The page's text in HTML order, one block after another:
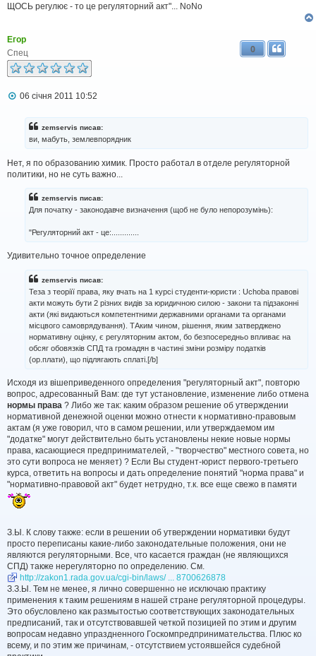
ЩОСЬ регулює - то це регуляторний акт"... NoNo
Егор
Спец
0
П
л
е
06 січня 2011 10:52
zemservis писав:
ви, мабуть, землевпорядник
Нет, я по образованию химик. Просто работал в отделе регуляторной
политики, но не суть важно...
zemservis писав:
Для початку - законодавче визначення (щоб не було непорозумінь):
"Регуляторний акт - це:.............
Удивительно точное определение
zemservis писав:
Теза з теоріїї права, яку вчать на 1 курсі студенти-юристи : Uchoba правові
акти можуть бути 2 різних видів за юридичною силою - закони та підзаконні
акти (які видаються компетентними державними органами та органами
місцвого самоврядування). ТАким чином, рішення, яким затверджено
нормативну оцінку, є регуляторним актом, бо безпосередньо впливає на
обсяг обовязків СПД та громадян в частині зміни розміру податків
(ор.плати), що підлягають сплаті.[/b]
Исходя из вішеприведенного определения "регуляторный акт", повторю
вопрос, адресованный Вам: где тут установление, изменение либо отмена
нормы права ? Либо же так: каким образом решение об утверждении
нормативной денежной оценки можно отнести к нормативно-правовым
актам (я уже говорил, что в самом решении, или утверждаемом им
"додатке" могут действительно быть установлены некие новые нормы
права, касающиеся предпринимателей, - "творчество" местного совета, но
это сути вопроса не меняет) ? Если Вы студент-юрист первого-третьего
курса, ответить на вопросы и дать определение понятий "норма права" и
"нормативно-правовой акт" будет нетрудно, т.к. все еще свежо в памяти
З.Ы. К слову также: если в решении об утверждении нормативки будут
просто переписаны какие-либо законодательные положения, они не
являются регуляторными. Все, что касается граждан (не являющихся
СПД) также нерегуляторно по определению. См.
http://zakon1.rada.gov.ua/cgi-bin/laws/ ... 8700626878
З.З.Ы. Тем не менее, я лично совершенно не исключаю практику
применения к таким решениям в нашей стране регуляторной процедуры.
Это обусловлено как размытостью соответствующих законодательных
предписаний, так и отсутствовавшей четкой позицией по этим и другим
вопросам недавно упраздненного Госкомпредпринимательства. Плюс ко
всему, и по этим же причинам, - отсутствием устоявшейся судебной